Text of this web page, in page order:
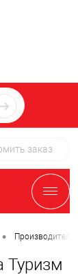
(939) 716-10-06
пт 7:00-16:00 МСК
заказ
• Производители
Туризм